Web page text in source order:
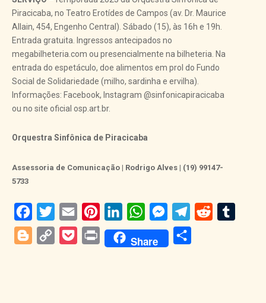
Piracicaba, no Teatro Erotídes de Campos (av. Dr. Maurice
Allain, 454, Engenho Central). Sábado (15), às 16h e 19h.
Entrada gratuita. Ingressos antecipados no
megabilheteria.com ou presencialmente na bilheteria. Na
entrada do espetáculo, doe alimentos em prol do Fundo
Social de Solidariedade (milho, sardinha e ervilha).
Informações: Facebook, Instagram @sinfonicapiracicaba
ou no site oficial osp.art.br.
Orquestra Sinfônica de Piracicaba
Assessoria de Comunicação | Rodrigo Alves | (19) 99147-
5733
Facebook
Twitter Email PinterestLinkedInWhatsAppMessengerTelegram
Reddit
BloggerCopy
PocketPrint Share